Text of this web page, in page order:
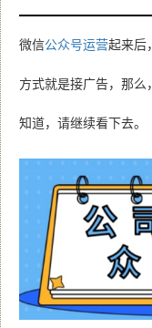
微信公众号运营起来后
方式就是接广告，那
知道，请继续看下去。